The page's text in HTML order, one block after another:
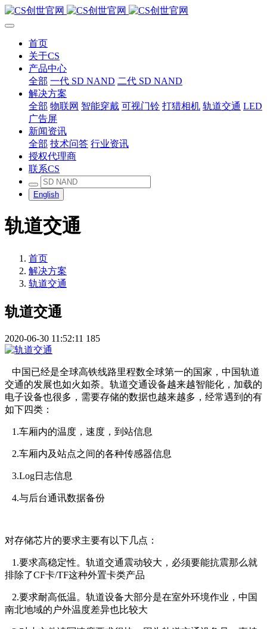
首页
关于CS
产品中心
全部 一代 SD NAND 二代 SD NAND
解决方案
全部 物联网 智能穿戴 可视门铃 打猎相机 轨道交通 LED
广告屏
新闻资讯
全部 技术问答 行业资讯
授权代理商
联系CS
English
轨道交通
首页
解决方案
轨道交通
轨道交通
2020-06-30 11:52:11 185
中国已经是全球高铁线路里程数全球第一的国家，中国轨道
交通的发展也如火如荼。轨道交通设备越来越智能化，加载的
电子设备也很多，需要存储的数据也越来越多，经常遇到的有
如下四类：
1.车厢内的温度，速度，到站信息
2.车厢内及站点之间的各种传感器信息
3.Log日志信息
4.与后台通讯数据备份
对存储芯片的要求主要有以下几点：
1.要求高稳定性。轨道交通震动较大，必须要能抗震那么就
排除了CF卡/TF这种外置卡类产品
2.要求耐高低温。轨道设备大部分是在室外环境作业，中国
南北地域的户外温度差异也比较大